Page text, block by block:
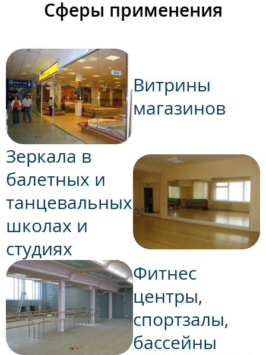
Сферы применения
Витрины
магазинов
Зеркала в
балетных и
танцевальных
школах и
студиях
Фитнес
центры,
спортзалы,
бассейны